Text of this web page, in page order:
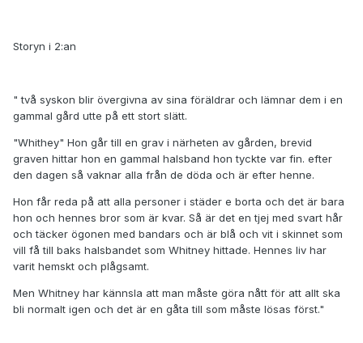
Storyn i 2:an
" två syskon blir övergivna av sina föräldrar och lämnar dem i en
gammal gård utte på ett stort slätt.
"Whithey" Hon går till en grav i närheten av gården, brevid
graven hittar hon en gammal halsband hon tyckte var fin. efter
den dagen så vaknar alla från de döda och är efter henne.
Hon får reda på att alla personer i städer e borta och det är bara
hon och hennes bror som är kvar. Så är det en tjej med svart hår
och täcker ögonen med bandars och är blå och vit i skinnet som
vill få till baks halsbandet som Whitney hittade. Hennes liv har
varit hemskt och plågsamt.
Men Whitney har kännsla att man måste göra nått för att allt ska
bli normalt igen och det är en gåta till som måste lösas först."